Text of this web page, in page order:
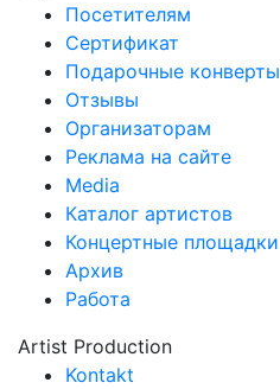
Посетителям
Сертификат
Подарочные конверты
Отзывы
Организаторам
Реклама на сайте
Media
Каталог артистов
Концертные площадки
Архив
Работа
Artist Production
Kontakt